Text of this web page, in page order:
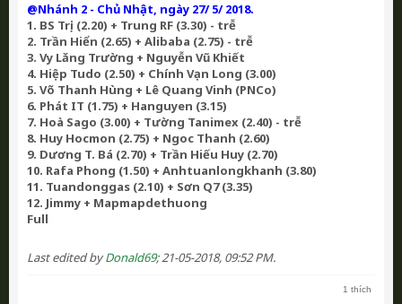
@Nhánh 2 - Chủ Nhật, ngày 27/ 5/ 2018.
1. BS Trị (2.20) + Trung RF (3.30) - trễ
2. Trần Hiển (2.65) + Alibaba (2.75) - trễ
3. Vy Lăng Trường + Nguyễn Vũ Khiết
4. Hiệp Tudo (2.50) + Chính Vạn Long (3.00)
5. Võ Thanh Hùng + Lê Quang Vinh (PNCo)
6. Phát IT (1.75) + Hanguyen (3.15)
7. Hoà Sago (3.00) + Tường Tanimex (2.40) - trễ
8. Huy Hocmon (2.75) + Ngoc Thanh (2.60)
9. Dương T. Bá (2.70) + Trần Hiếu Huy (2.70)
10. Rafa Phong (1.50) + Anhtuanlongkhanh (3.80)
11. Tuandonggas (2.10) + Sơn Q7 (3.35)
12. Jimmy + Mapmapdethuong
Full
Last edited byDonald69;21-05-2018, 09:52 PM.
1 thích